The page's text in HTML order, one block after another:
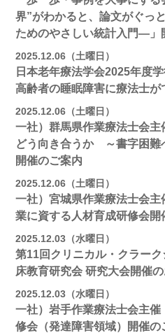
界”がわかると、論文がぐっ
ためのやさしい統計入門―」
2025.12.06（土曜日）
日本老年療法学会2025年度
高齢者の睡眠障害に療法士
2025.12.06（土曜日）
一社）群馬県作業療法士会
どう向き合うか ～書字困難
開催のご案内
2025.12.06（土曜日）
一社）宮城県作業療法士会
業に資する人材育成研修会開
2025.12.03（水曜日）
第11回クリニカル・クラー
床教育研究会 研究大会開催
2025.12.03（水曜日）
一社）岩手作業療法士会主
修会（発達障害領域）開催の